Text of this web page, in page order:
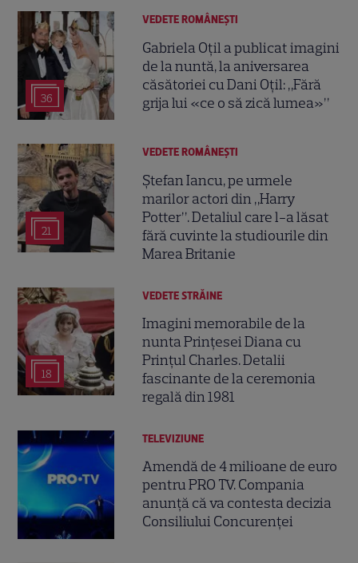
36
VEDETE ROMÂNEŞTI
Gabriela Oțil a publicat imagini
de la nuntă, la aniversarea
căsătoriei cu Dani Oțil: „Fără
grija lui «ce o să zică lumea»”
21
VEDETE ROMÂNEŞTI
Ștefan Iancu, pe urmele
marilor actori din „Harry
Potter”. Detaliul care l-a lăsat
fără cuvinte la studiourile din
Marea Britanie
18
VEDETE STRĂINE
Imagini memorabile de la
nunta Prințesei Diana cu
Prințul Charles. Detalii
fascinante de la ceremonia
regală din 1981
TELEVIZIUNE
Amendă de 4 milioane de euro
pentru PRO TV. Compania
anunță că va contesta decizia
Consiliului Concurenței